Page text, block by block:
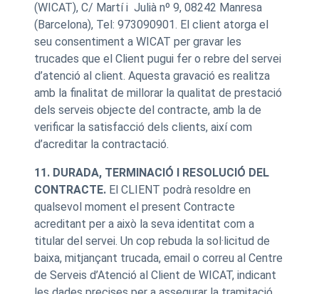
(WICAT), C/ Martí i Julià nº 9, 08242 Manresa
(Barcelona), Tel: 973090901. El client atorga el
seu consentiment a WICAT per gravar les
trucades que el Client pugui fer o rebre del servei
d’atenció al client. Aquesta gravació es realitza
amb la finalitat de millorar la qualitat de prestació
dels serveis objecte del contracte, amb la de
verificar la satisfacció dels clients, així com
d’acreditar la contractació.
11. DURADA, TERMINACIÓ I RESOLUCIÓ DEL
CONTRACTE. El CLIENT podrà resoldre en
qualsevol moment el present Contracte
acreditant per a això la seva identitat com a
titular del servei. Un cop rebuda la sol·licitud de
baixa, mitjançant trucada, email o correu al Centre
de Serveis d’Atenció al Client de WICAT, indicant